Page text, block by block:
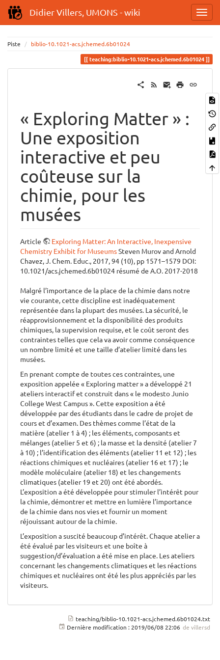
Didier Villers, UMONS - wiki
Piste
biblio-10.1021-acs.jchemed.6b01024
teaching:biblio-10.1021-acs.jchemed.6b01024
« Exploring Matter » :
Une exposition
interactive et peu
coûteuse sur la
chimie, pour les
musées
Article
Exploring Matter: An Interactive, Inexpensive
Chemistry Exhibit for MuseumsSteven Murov and Arnold
Chavez, J. Chem. Educ., 2017, 94 (10), pp 1571–1579 DOI:
10.1021/acs.jchemed.6b01024 résumé de A.O. 2017-2018
Malgré l’importance de la place de la chimie dans notre
vie courante, cette discipline est inadéquatement
représentée dans la plupart des musées. La sécurité, le
réapprovisionnement et la disponibilité des produits
chimiques, la supervision requise, et le coût seront des
contraintes telles que cela va avoir comme conséquence
un nombre limité et une taille d’atelier limité dans les
musées.
En prenant compte de toutes ces contraintes, une
exposition appelée « Exploring matter » a développé 21
ateliers interactif et construit dans « le modesto Junio
College West Campus ». Cette exposition a été
développée par des étudiants dans le cadre de projet de
cours et d’examen. Des thèmes comme l’état de la
matière (atelier 1 à 4) ; les éléments, composants et
mélanges (atelier 5 et 6) ; la masse et la densité (atelier 7
à 10) ; l’identification des éléments (atelier 11 et 12) ; les
réactions chimiques et nucléaires (atelier 16 et 17) ; le
modèle moléculaire (atelier 18) et les changements
climatiques (atelier 19 et 20) ont été abordés.
L’exposition a été développée pour stimuler l’intérêt pour
la chimie, démontrer et mettre en lumière l’importance
de la chimie dans nos vies et fournir un moment
réjouissant autour de la chimie.
L’exposition a suscité beaucoup d’intérêt. Chaque atelier a
été évalué par les visiteurs et une boîte à
suggestion/d’évaluation a été mise en place. Les ateliers
concernant les changements climatiques et les réactions
chimiques et nucléaires ont été les plus appréciés par les
visiteurs.
teaching/biblio-10.1021-acs.jchemed.6b01024.txt
Dernière modification : 2019/06/08 22:06 de villersd